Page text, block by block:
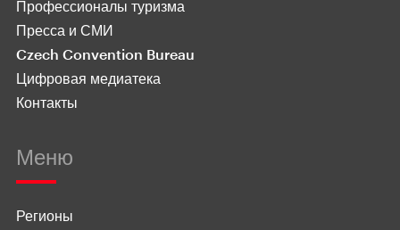
Профессионалы туризма
Пресса и СМИ
Czech Convention Bureau
Цифровая медиатека
Контакты
Меню
Регионы